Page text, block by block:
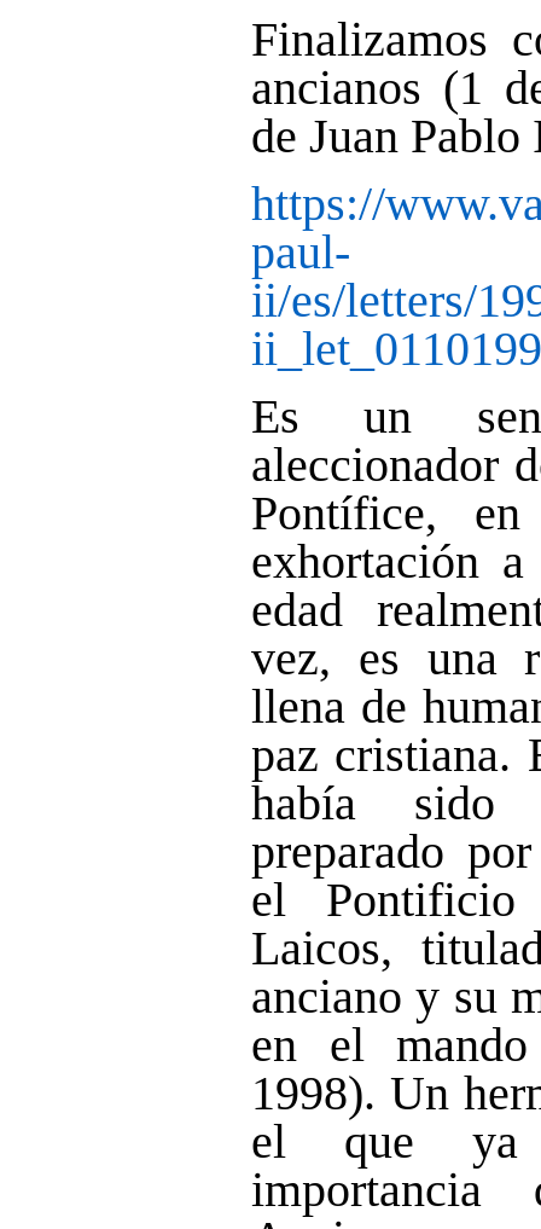
Finalizamos
ancianos (1
de Juan Pablo
https://
paul-
ii/es/letters/
Es un
aleccionador
Pontífice,
exhortación
edad
vez, es una
llena de
paz cristiana.
había sido
preparado
el Pontificio
Laicos,
anciano y su
en el
1998). Un
el que ya